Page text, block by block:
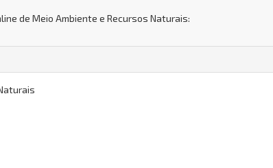
de Meio Ambiente e Recursos Naturais: